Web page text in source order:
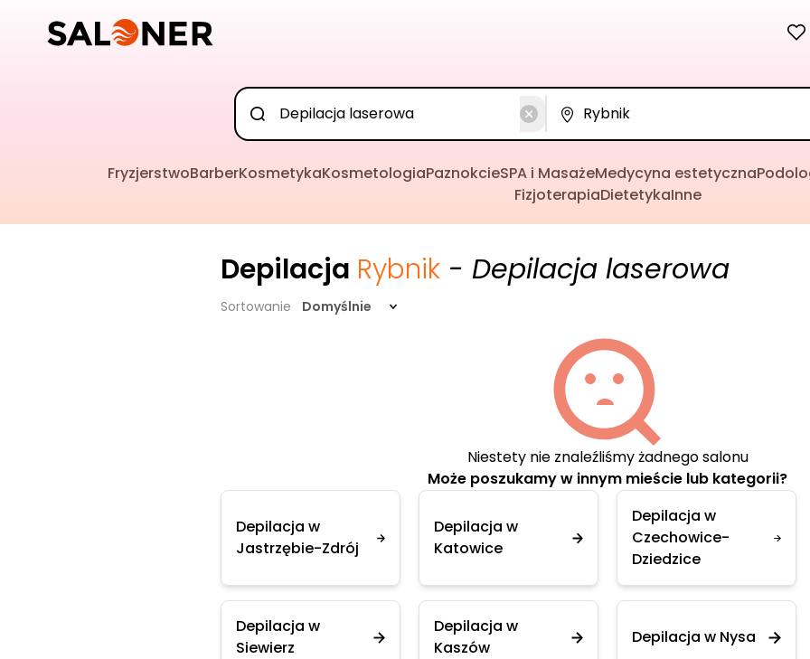
FryzjerstwoBarberKosmetykaKosmetologiaPaznokcieSPA i MasażeMedycyna estetyczna
FizjoterapiaDietetykaInne
Depilacja Rybnik - Depilacja laserowa
Sortowanie Domyślnie
Niestety nie znaleźliśmy żadnego salonu
Może poszukamy w innym mieście lub kategorii?
Depilacja w
Jastrzębie-Zdrój
Depilacja w
Katowice
Depilacja w
Czechowice-
Dziedzice
Depilacja w
Siewierz
Depilacja w
Kaszów
Depilacja w Nysa